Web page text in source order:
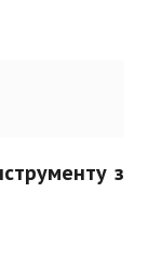
з